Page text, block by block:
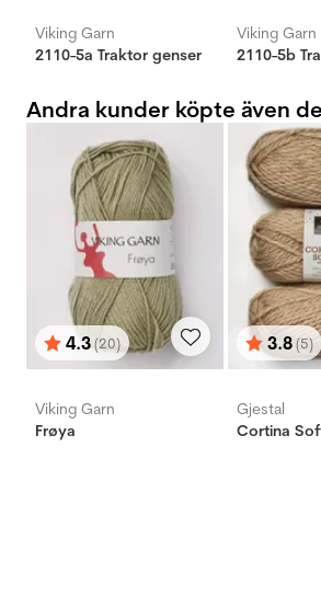
Viking Garn
2110-5a Traktor genser
Viking Garn
2110-5b
Andra kunder köpte även
Betyg:
4.3(20)
utav 5 stjärnor
Viking Garn
Frøya
Betyg:
3.8(5)
utav 5
Gjestal
Cortina